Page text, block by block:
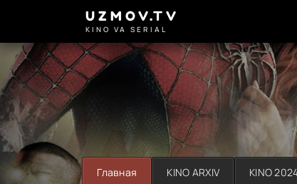
UZMOV.TV
KINO VA SERIAL
Главная KINO ARXIV KINO